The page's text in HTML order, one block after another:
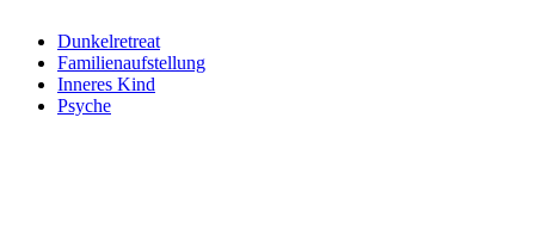
Dunkelretreat
Familienaufstellung
Inneres Kind
Psyche